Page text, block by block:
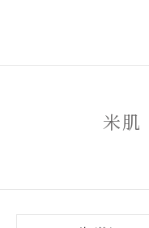
米肌